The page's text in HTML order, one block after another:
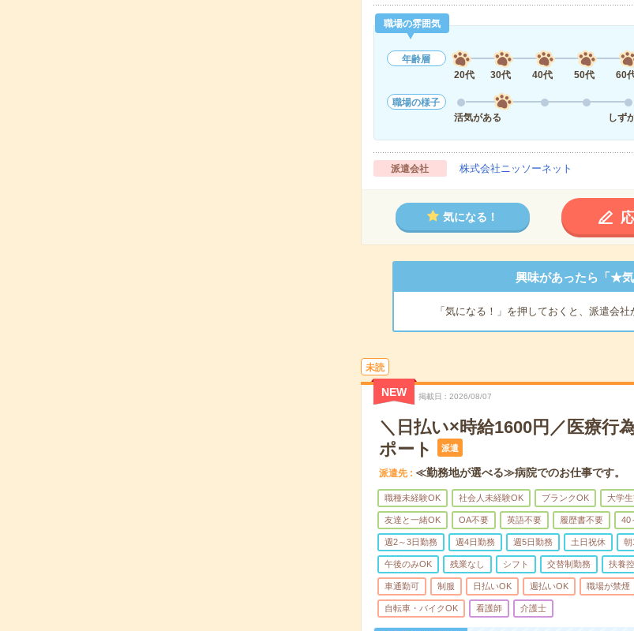
職場の雰囲気
年齢層
20代
30代 40代 50代 60
職場の様子
活気がある
しず
派遣会社 株式会社ニッソーネット
気になる！
興味があったら「★気
「気になる！」を押しておくと、派遣会社
未読
NEW 掲載日 2026/08/07
＼日払い×時給1600円／医療行
ポート
派遣
派遣先 ≪勤務地が選べる≫病院でのお仕事です。
職種未経験OK 社会人未経験OK ブランクOK 大学
友達と一緒OK OA不要 英語不要 履歴書不要 40
週2～3日勤務 週4日勤務 週5日勤務 土日祝休 朝
午後のみOK 残業なし シフト 交替制勤務 扶養
車通勤可 制服 日払いOK 週払いOK 職場が禁煙
自転車・バイクOK 看護師 介護士